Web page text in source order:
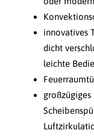
innovatives
dicht
leichte